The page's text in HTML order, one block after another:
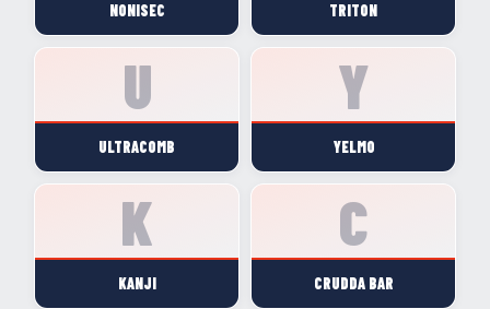
NONISEC TRITON
ULTRACOMB YELMO
KANJI CRUDDA BAR